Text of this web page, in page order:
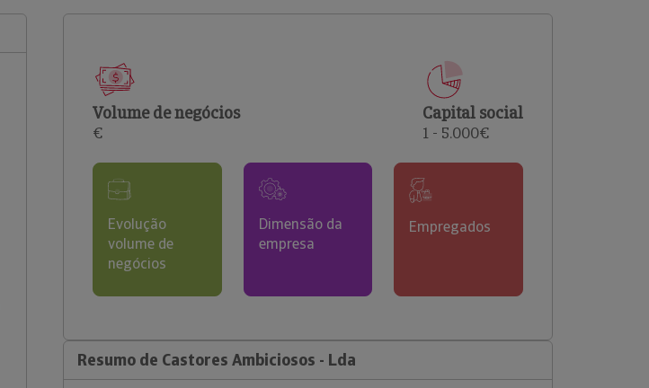
comerciais e analisar o risco de incumprimento dos
Volume de negócios
€
Capital social
1 - 5.000€
Evolução
volume de
negócios
Dimensão da
empresa
Empregados
Resumo de Castores Ambiciosos - Lda